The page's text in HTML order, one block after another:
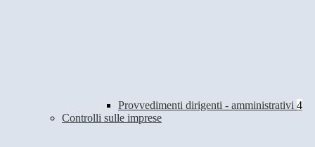
Provvedimenti dirigenti - amministrativi 4
Controlli sulle imprese